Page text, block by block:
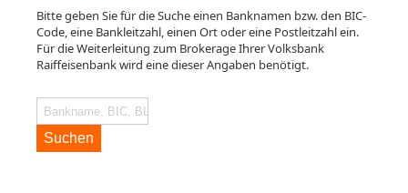
Bitte geben Sie für die Suche einen Banknamen bzw. den BIC-
Code, eine Bankleitzahl, einen Ort oder eine Postleitzahl ein.
Für die Weiterleitung zum Brokerage Ihrer Volksbank
Raiffeisenbank wird eine dieser Angaben benötigt.
Suchen